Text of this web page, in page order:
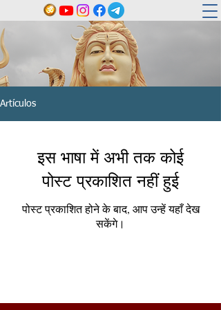
Artículos
इस भाषा में अभी तक कोई
पोस्ट प्रकाशित नहीं हुई
पोस्ट प्रकाशित होने के बाद, आप उन्हें यहाँ देख
सकेंगे।